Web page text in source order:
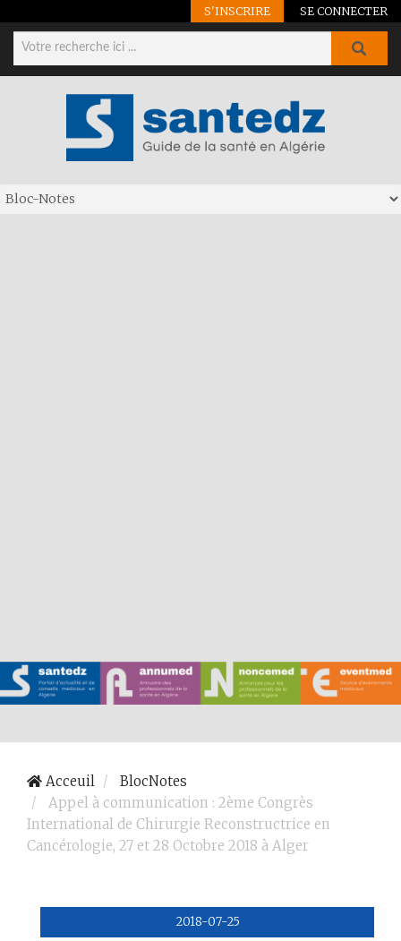
S'INSCRIRE SE CONNECTER
Acceuil
BlocNotes
Appel à communication : 2ème Congrès
International de Chirurgie Reconstructrice en
Cancérologie, 27 et 28 Octobre 2018 à Alger
2018-07-25